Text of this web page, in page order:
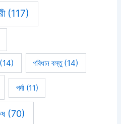
(117)
(14) পরিধান বস্তু(14)
পর্দা(11)
(70)